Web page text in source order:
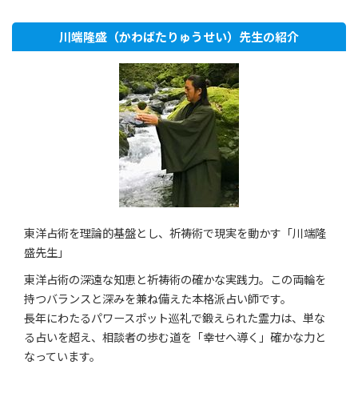
川端隆盛（かわばたりゅうせい）先生の紹介
東洋占術を理論的基盤とし、祈祷術で現実を動かす「川端隆
盛先生」
東洋占術の深遠な知恵と祈祷術の確かな実践力。この両輪を
持つバランスと深みを兼ね備えた本格派占い師です。
長年にわたるパワースポット巡礼で鍛えられた霊力は、単な
る占いを超え、相談者の歩む道を「幸せへ導く」確かな力と
なっています。